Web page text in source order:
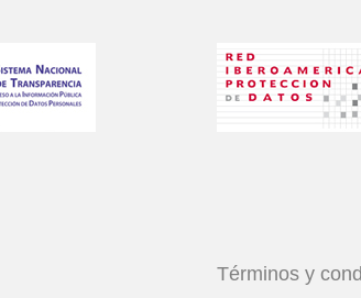
Términos y